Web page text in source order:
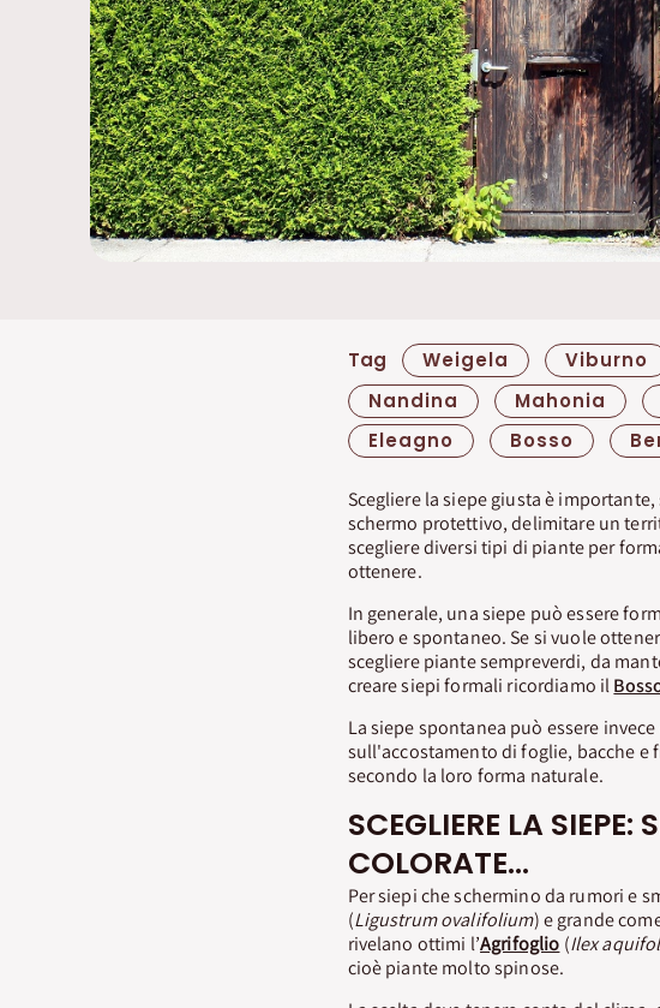
Tag Weigela Viburno
Nandina
Mahonia
Eleagno
Bosso
Scegliere la siepe giusta è
schermo protettivo, delimitare un
scegliere diversi tipi di piante per
ottenere.
In generale, una siepe può essere
libero e spontaneo. Se si vuole
scegliere piante sempreverdi, da
creare siepi formali ricordiamo il
La siepe spontanea può essere
sull'accostamento di foglie, bacche e
secondo la loro forma naturale.
SCEGLIERE LA
COLORATE...
Per siepi che schermino da rumori e
(Ligustrum ovalifolium) e grande
rivelano ottimi l’Agrifoglio (Ilex
cioè piante molto spinose.